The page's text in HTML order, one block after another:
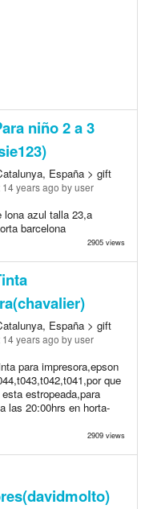
niño 2 a 3
España > gift
years ago by user
lona azul talla 23,a
barcelona
2905 views
España > gift
years ago by user
para impresora,epson
que
estropeada,para
las 20:00hrs en horta-
2909 views